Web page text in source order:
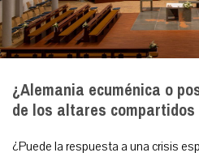
¿Alemania ecuménica o
de los altares compartidos
¿Puede la respuesta a una crisis